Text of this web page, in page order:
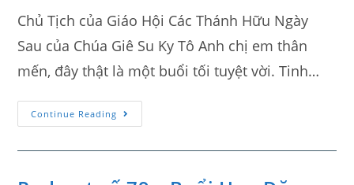
Chủ Tịch của Giáo Hội Các Thánh Hữu Ngày
Sau của Chúa Giê Su Ky Tô Anh chị em thân
mến, đây thật là một buổi tối tuyệt vời. Tinh…
Continue Reading